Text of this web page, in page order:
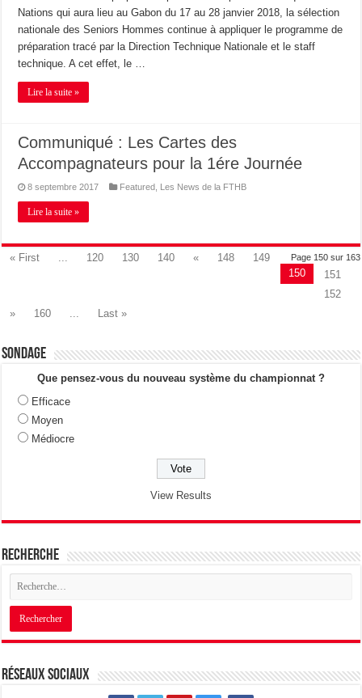
Nations qui aura lieu au Gabon du 17 au 28 janvier 2018, la sélection
nationale des Seniors Hommes continue à appliquer le programme de
préparation tracé par la Direction Technique Nationale et le staff
technique. A cet effet, le …
Lire la suite »
Communiqué : Les Cartes des
Accompagnateurs pour la 1ére Journée
8 septembre 2017 Featured Les News de la FTHB
Lire la suite »
Page 150 sur 163
« First 120 130 140 « 148
149
150
151
152
»
160 Last »
Sondage
Que pensez-vous du nouveau système du championnat ?
Efficace
Moyen
Médiocre
View Results
Recherche
Réseaux sociaux